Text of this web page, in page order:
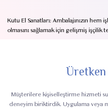
Kutu El Sanatları: Ambalajınızın
olmasını sağlamak için gelişmiş işçilik
Müşterilere kişiselleştirme hizmeti
deneyim biriktirdik. Uygulama veya